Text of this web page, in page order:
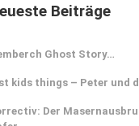
Beiträge
Ghost Story…
kids things – Peter und
Der